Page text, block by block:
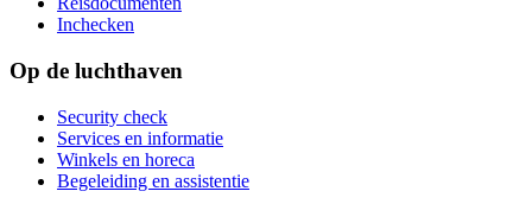
Inchecken
Op de luchthaven
Security check
Services en informatie
Winkels en horeca
Begeleiding en assistentie